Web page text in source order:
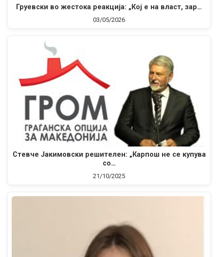
Груевски во жестока реакција: „Кој е на власт, зар…
03/05/2026
Стевче Јакимовски решителен: „Карпош не се купува
со…
21/10/2025